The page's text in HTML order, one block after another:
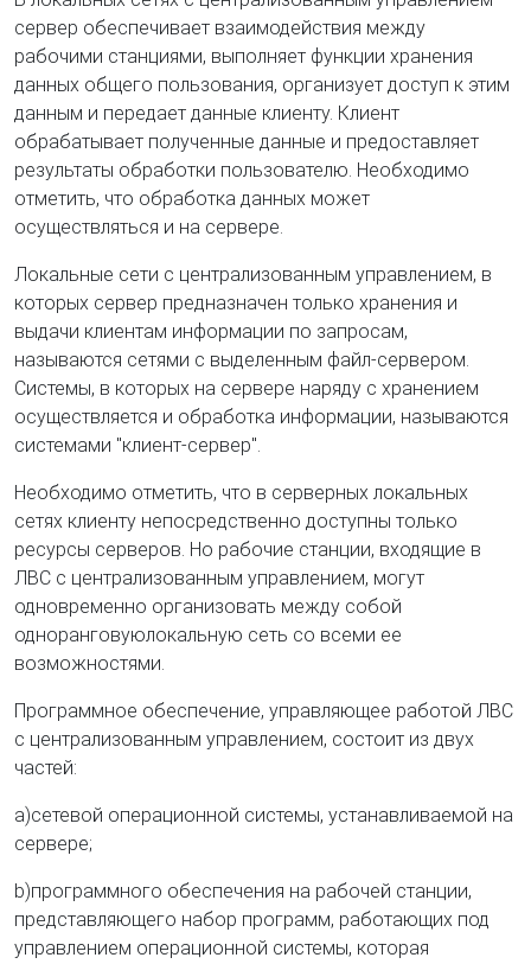
сервер обеспечивает взаимодействия между
рабочими станциями, выполняет функции хранения
данных общего пользования, организует доступ к этим
данным и передает данные клиенту. Клиент
обрабатывает полученные данные и предоставляет
результаты обработки пользователю. Необходимо
отметить, что обработка данных может
осуществляться и на сервере.
Локальные сети с централизованным управлением, в
которых сервер предназначен только хранения и
выдачи клиентам информации по запросам,
называются сетями с выделенным файл-сервером.
Системы, в которых на сервере наряду с хранением
осуществляется и обработка информации, называются
системами "клиент-сервер".
Необходимо отметить, что в серверных локальных
сетях клиенту непосредственно доступны только
ресурсы серверов. Но рабочие станции, входящие в
ЛВС с централизованным управлением, могут
одновременно организовать между собой
одноранговуюлокальную сеть со всеми ее
возможностями.
Программное обеспечение, управляющее работой ЛВС
с централизованным управлением, состоит из двух
частей:
a)сетевой операционной системы, устанавливаемой на
сервере;
b)программного обеспечения на рабочей станции,
представляющего набор программ, работающих под
управлением операционной системы, которая